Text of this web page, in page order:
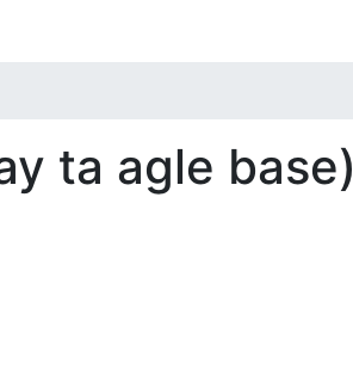
ta agle base)